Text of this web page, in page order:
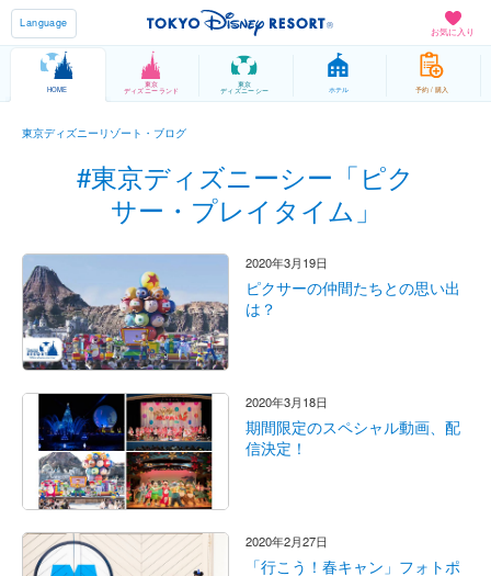
お気に入り
Language
HOME
東京
ディズニーランド
東京
ディズニーシー ホテル 予約 / 購入
東京ディズニーリゾート・ブログ
#東京ディズニーシー「ピク
サー・プレイタイム」
2020年3月19日
ピクサーの仲間たちとの思い出
は？
2020年3月18日
期間限定のスペシャル動画、配
信決定！
2020年2月27日
「行こう！春キャン」フォトポ